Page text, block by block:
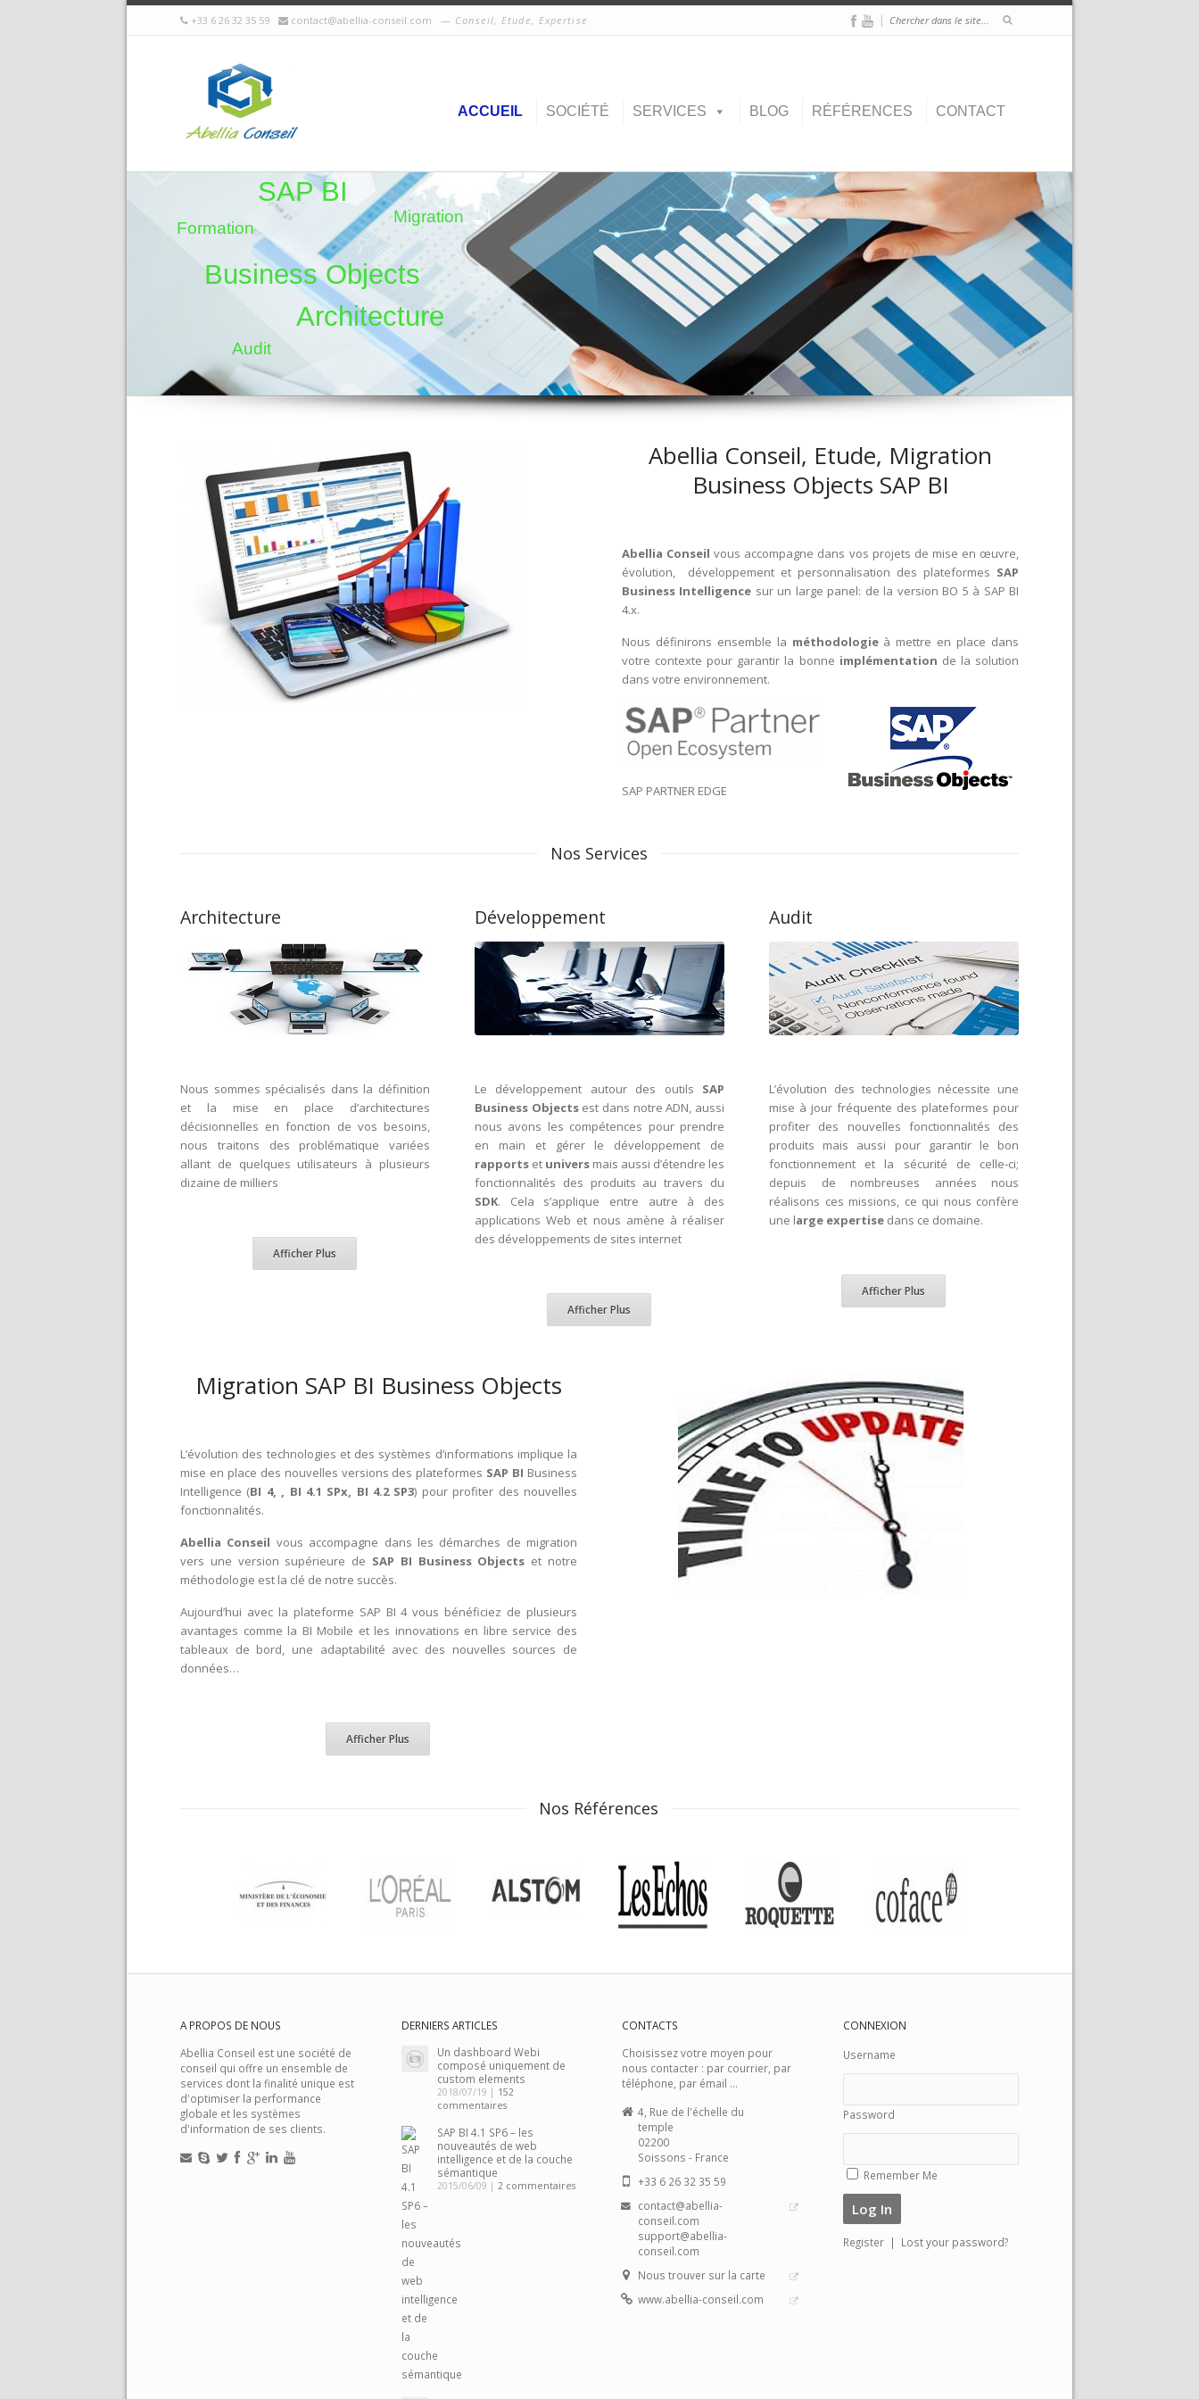
+33 6 26 32 35 59 contact@abellia-conseil.com Conseil, Etude, Expertise |
ACCUEIL SOCIÉTÉ SERVICES BLOG RÉFÉRENCES CONTACT
Business Objects
Architecture
SAP BI
Formation
Audit
Migration
Abellia Conseil, Etude, Migration
Business Objects SAP BI
Abellia Conseilvous accompagne dans vos projets de mise en œuvre,
évolution, développement et personnalisation des plateformes SAP
Business Intelligence sur un large panel: de la version BO 5 à SAP BI
4.x.
Nous définirons ensemble la méthodologieà mettre en place dans
votre contexte pour garantir la bonne implémentation de la solution
dans votre environnement.
SAP PARTNER EDGE
Nos Services
Architecture
Nous sommes spécialisés dans la définition
et la mise en place d’architectures
décisionnelles en fonction de vos besoins,
nous traitons des problématique variées
allant de quelques utilisateurs à plusieurs
dizaine de milliers
Afficher Plus
Développement
Le développement autour des outils SAP
Business Objectsest dans notre ADN, aussi
nous avons les compétences pour prendre
en main et gérer le développement de
rapports et univers mais aussi d’étendre les
fonctionnalités des produits au travers du
SDK. Cela s’applique entre autre à des
applications Web et nous amène à réaliser
des développements de sites internet
Afficher Plus
Audit
L’évolution des technologies nécessite une
mise à jour fréquente des plateformes pour
profiter des nouvelles fonctionnalités des
produits mais aussi pour garantir le bon
fonctionnement et la sécurité de celle-ci;
depuis de nombreuses années nous
réalisons ces missions, ce qui nous confère
une large expertise dans ce domaine.
Afficher Plus
Migration SAP BI Business Objects
L’évolution des technologies et des systèmes d’informations implique la
mise en place des nouvelles versions des plateformes SAP BI Business
Intelligence (BI 4, , BI 4.1 SPx, BI 4.2 SP3) pour profiter des nouvelles
fonctionnalités.
Abellia Conseil vous accompagne dans les démarches de migration
vers une version supérieure de SAP BI Business Objects et notre
méthodologie est la clé de notre succès.
Aujourd’hui avec la plateforme SAP BI 4 vous bénéficiez de plusieurs
avantages comme la BI Mobile et les innovations en libre service des
tableaux de bord, une adaptabilité avec des nouvelles sources de
données…
Afficher Plus
Nos Références
A PROPOS DE NOUS
Abellia Conseil est une société de
conseil qui offre un ensemble de
services dont la finalité unique est
d'optimiser la performance
globale et les systèmes
d'information de ses clients.
DERNIERS ARTICLES
Un dashboard Webi
composé uniquement de
custom elements
2018/07/19 | 152
commentaires
SAP BI 4.1 SP6 – les
nouveautés de web
intelligence et de la couche
sémantique
2015/06/09 | 2 commentaires
CONTACTS
Choisissez votre moyen pour
nous contacter : par courrier, par
téléphone, par émail ...
4, Rue de l'échelle du
temple
02200
Soissons - France
+33 6 26 32 35 59
contact@abellia-
conseil.com
support@abellia-
conseil.com
Nous trouver sur la carte
www.abellia-conseil.com
CONNEXION
Username
Password
Remember Me
Register | Lost your password?